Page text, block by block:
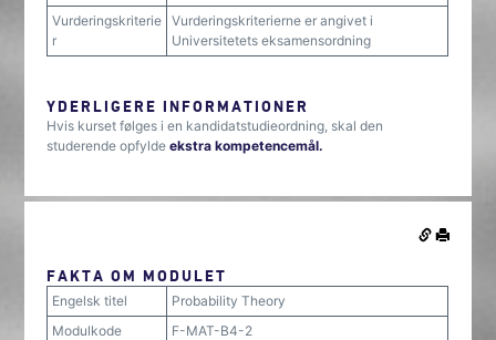
Vurderingskriterie
r
Vurderingskriterierne er angivet i
Universitetets eksamensordning
YDERLIGERE INFORMATIONER
Hvis kurset følges i en kandidatstudieordning, skal den
studerende opfyldeekstra kompetencemål.
FAKTA OM MODULET
Engelsk titel
Probability Theory
Modulkode
F-MAT-B4-2